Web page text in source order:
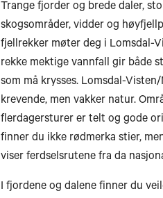
Trange fjorder og brede daler,
skogsområder, vidder og
fjellrekker møter deg i Lomsdal-
rekke mektige vannfall gir både
som må krysses. Lomsdal-
krevende, men vakker natur.
flerdagersturer er telt og gode
finner du ikke rødmerka stier,
viser ferdselsrutene fra da
I fjordene og dalene finner du